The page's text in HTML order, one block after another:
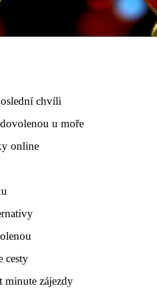
chvíli
u moře
online
cesty
minute zájezdy